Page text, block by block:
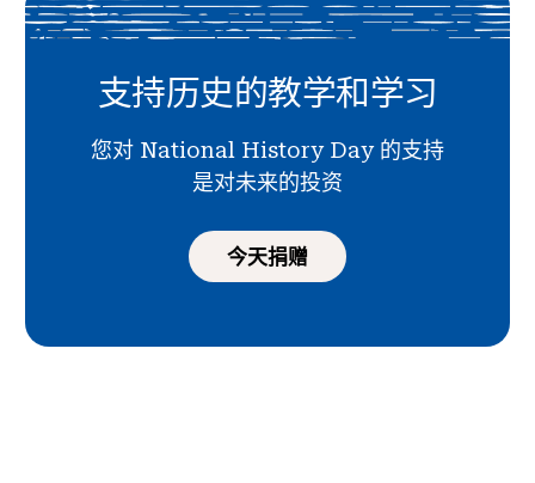
支持历史的教学和学习
您对 National History Day 的支持
是对未来的投资
今天捐赠